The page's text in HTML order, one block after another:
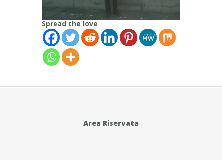
Spread the love
Area Riservata